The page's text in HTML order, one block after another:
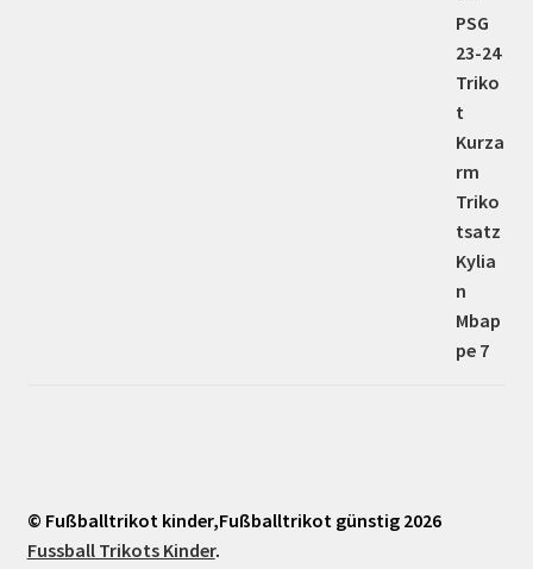
© Fußballtrikot kinder,Fußballtrikot günstig 2026
Fussball Trikots Kinder.